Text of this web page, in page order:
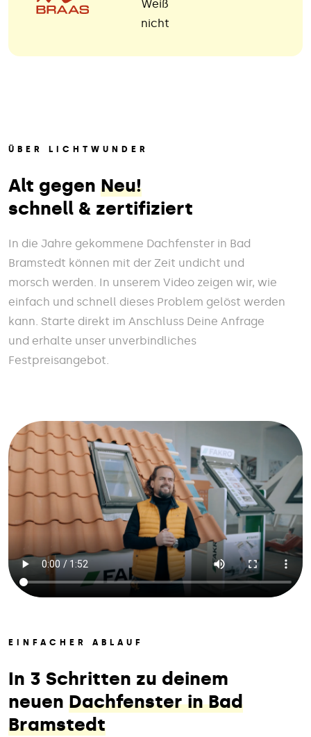
Weiß
nicht
ÜBER LICHTWUNDER
Alt gegen Neu!
schnell & zertifiziert
In die Jahre gekommene Dachfenster in Bad
Bramstedt können mit der Zeit undicht und
morsch werden. In unserem Video zeigen wir, wie
einfach und schnell dieses Problem gelöst werden
kann. Starte direkt im Anschluss Deine Anfrage
und erhalte unser unverbindliches
Festpreisangebot.
EINFACHER ABLAUF
In 3 Schritten zu deinem
neuen Dachfenster in Bad
Bramstedt